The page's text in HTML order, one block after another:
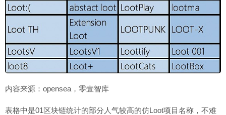
内容来源：opensea，零壹智库
表格中是01区块链统计的部分人气较高的仿Loot项目名称，不难